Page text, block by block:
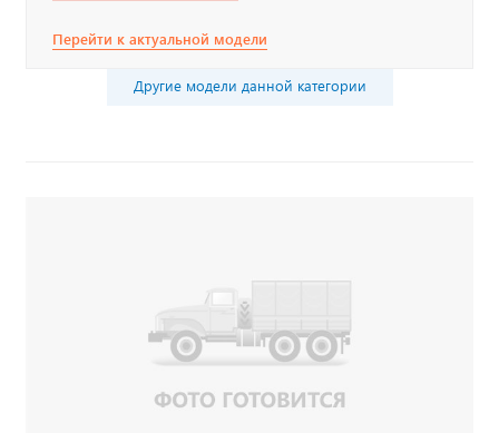
Перейти к актуальной модели
Другие модели данной категории